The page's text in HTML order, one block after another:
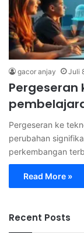
gacor anjay Juli
Pergeseran
Pergeseran ke
perubahan
perkembangan
Read More »
Recent Posts